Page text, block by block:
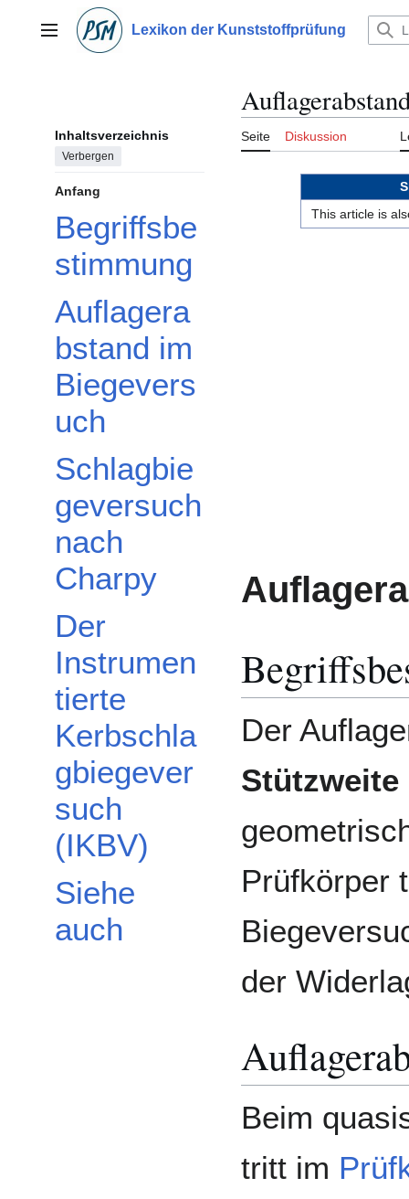
springenHauptmenü Lexikon der Kunststoffprüfung
Inhaltsverzeichnis
Verbergen
Anfang
Begriffsbe
stimmung
Auflagera
bstand im
Biegevers
uch
Schlagbie
geversuch
nach
Charpy
Der
Instrumen
tierte
Kerbschla
gbiegever
such
(IKBV)
Siehe
auch
Seite Diskussion
This article is
Der
Stützweite
Prüfkörper
der
Beim
tritt im